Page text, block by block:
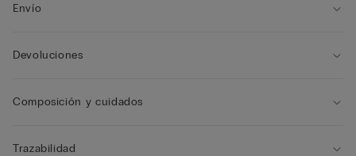
Envío
Devoluciones
Composición y cuidados
Trazabilidad